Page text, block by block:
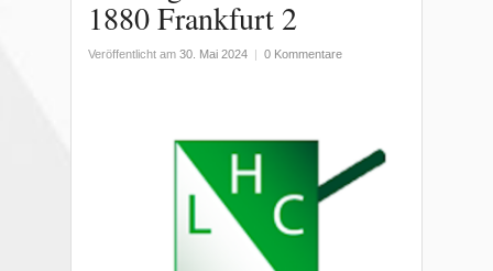
1880 Frankfurt 2
Veröffentlicht am 30. Mai 2024 0 Kommentare